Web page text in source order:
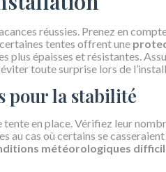
réussies. Prenez en
tentes offrent une
plus épaisses et résistantes.
toute surprise lors de
pour la stabilité
en place. Vérifiez leur
au cas où certains se casseraient
météorologiques